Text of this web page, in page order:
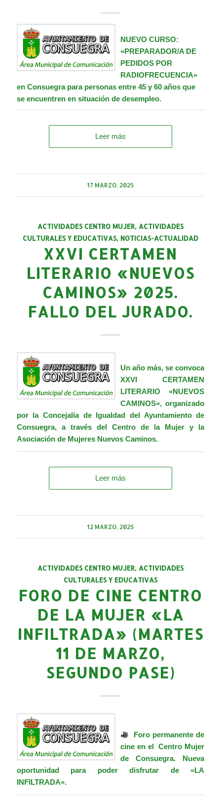
NUEVO CURSO:
«PREPARADOR/A DE
PEDIDOS POR
RADIOFRECUENCIA»
en Consuegra para personas entre 45 y 60 años que
se encuentren en situación de desempleo.
Leer más
17 MARZO, 2025
ACTIVIDADES CENTRO MUJER, ACTIVIDADES
CULTURALES Y EDUCATIVAS, NOTICIAS-ACTUALIDAD
XXVI CERTAMEN
LITERARIO «NUEVOS
CAMINOS» 2025.
FALLO DEL JURADO.
Un año más, se convoca
XXVI CERTAMEN
LITERARIO «NUEVOS
CAMINOS», organizado
por la Concejalía de Igualdad del Ayuntamiento de
Consuegra, a través del Centro de la Mujer y la
Asociación de Mujeres Nuevos Caminos.
Leer más
12 MARZO, 2025
ACTIVIDADES CENTRO MUJER, ACTIVIDADES
CULTURALES Y EDUCATIVAS
FORO DE CINE CENTRO
DE LA MUJER «LA
INFILTRADA» (MARTES
11 DE MARZO,
SEGUNDO PASE)
Foro permanente de
cine en el Centro Mujer
de Consuegra. Nueva
oportunidad para poder disfrutar de «LA
INFILTRADA».